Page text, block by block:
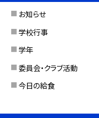
お知らせ
学校行事
学年
委員会・クラブ活動
今日の給食